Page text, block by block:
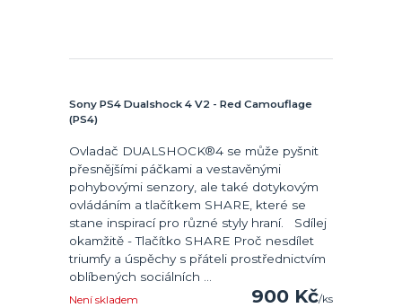
Sony PS4 Dualshock 4 V2 - Red Camouflage
(PS4)
Ovladač DUALSHOCK®4 se může pyšnit
přesnějšími páčkami a vestavěnými
pohybovými senzory, ale také dotykovým
ovládáním a tlačítkem SHARE, které se
stane inspirací pro různé styly hraní. Sdílej
okamžitě - Tlačítko SHARE Proč nesdílet
triumfy a úspěchy s přáteli prostřednictvím
oblíbených sociálních ...
900 Kč/ks
Není skladem